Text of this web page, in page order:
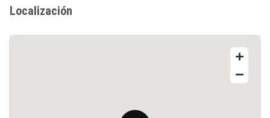
Localización